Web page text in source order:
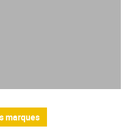
marques